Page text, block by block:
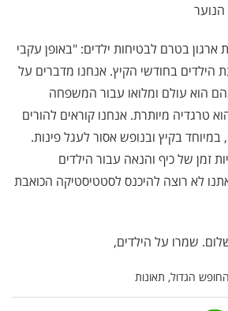
הנוער
ארגון בטרם לבטיחות ילדים: "באופן עקבי
הילדים בחודשי הקיץ. אנחנו מדברים על
מהם הוא עולם ומלואו עבור המשפחה
טרגדיה מיותרת. אנחנו קוראים להורים
במיוחד בקיץ ובנופש אסור לעגל פינות.
זמן של כיף והנאה עבור הילדים
לא רוצה להיכנס לסטטיסטיקה הכואבת
שמרו על הילדים,
הגדול, תאונות